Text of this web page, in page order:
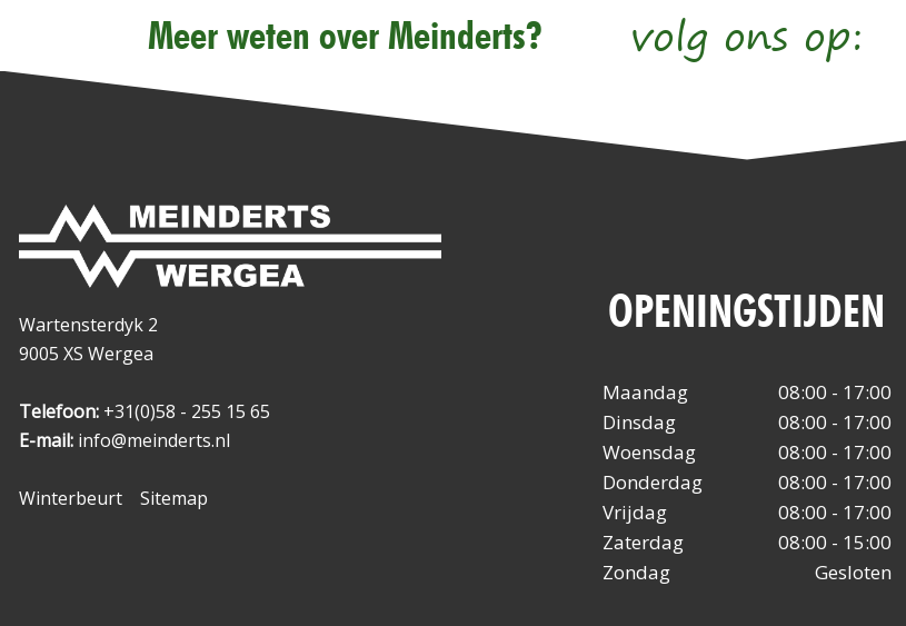
Meer weten over Meinderts? volg ons op:
Wartensterdyk 2
9005 XS Wergea
Telefoon: +31(0)58 - 255 15 65
E-mail: info@meinderts.nl
Winterbeurt Sitemap
OPENINGSTIJDEN
Maandag
08:00 - 17:00
Dinsdag
08:00 - 17:00
Woensdag
08:00 - 17:00
Donderdag
08:00 - 17:00
Vrijdag
08:00 - 17:00
Zaterdag
08:00 - 15:00
Zondag
Gesloten